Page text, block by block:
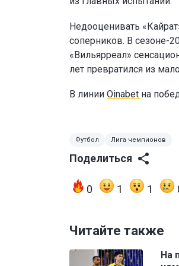
Недооценивать
соперников. В сезоне-
«Вильярреал»
лет превратился из
В линии Oinabet на
Футбол Лига чемпионов
Поделиться
0 1 1
Читайте также
На